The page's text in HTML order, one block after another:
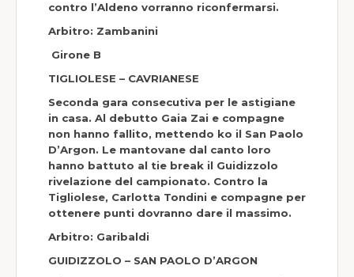
contro l’Aldeno vorranno riconfermarsi.
Arbitro: Zambanini
Girone B
TIGLIOLESE – CAVRIANESE
Seconda gara consecutiva per le astigiane
in casa. Al debutto Gaia Zai e compagne
non hanno fallito, mettendo ko il San Paolo
D’Argon. Le mantovane dal canto loro
hanno battuto al tie break il Guidizzolo
rivelazione del campionato. Contro la
Tigliolese, Carlotta Tondini e compagne per
ottenere punti dovranno dare il massimo.
Arbitro: Garibaldi
GUIDIZZOLO – SAN PAOLO D’ARGON